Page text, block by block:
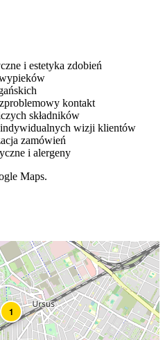
i estetyka zdobień
kontakt
składników
wizji klientów
zamówień
i alergeny
Maps.
1